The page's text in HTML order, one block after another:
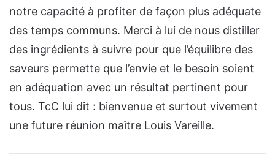
notre capacité à profiter de façon plus adéquate
des temps communs. Merci à lui de nous distiller
des ingrédients à suivre pour que l’équilibre des
saveurs permette que l’envie et le besoin soient
en adéquation avec un résultat pertinent pour
tous. TcC lui dit : bienvenue et surtout vivement
une future réunion maître Louis Vareille.